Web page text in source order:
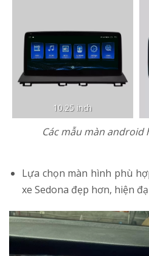
10.25 inch
Các mẫu màn
Lựa chọn màn hình phù
xe Sedona đẹp hơn, hiện